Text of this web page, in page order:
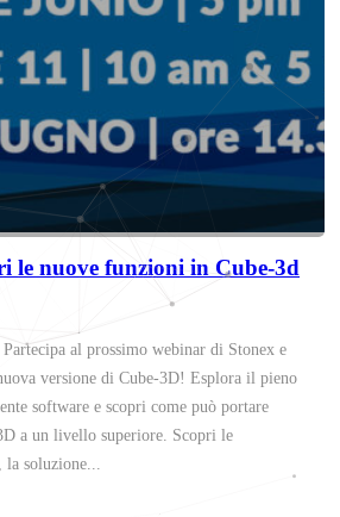
le nuove funzioni in Cube-3d
al prossimo webinar di Stonex e
versione di Cube-3D! Esplora il pieno
software e scopri come può portare
a un livello superiore. Scopri le
soluzione...